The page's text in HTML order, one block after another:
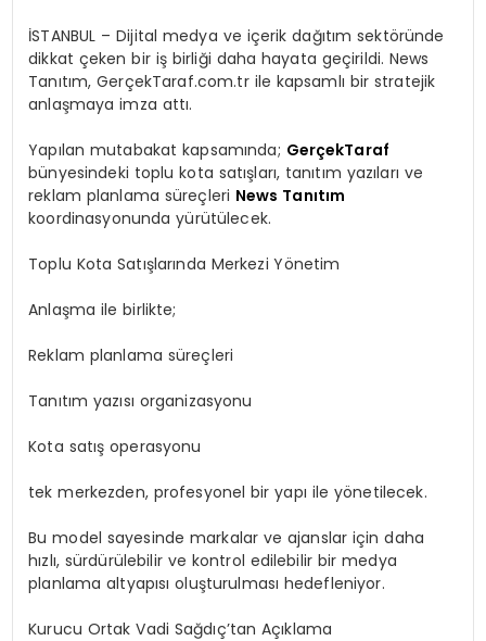
İSTANBUL – Dijital medya ve içerik dağıtım sektöründe
dikkat çeken bir iş birliği daha hayata geçirildi. News
Tanıtım, GerçekTaraf.com.tr ile kapsamlı bir stratejik
anlaşmaya imza attı.
Yapılan mutabakat kapsamında; GerçekTaraf
bünyesindeki toplu kota satışları, tanıtım yazıları ve
reklam planlama süreçleri News Tanıtım
koordinasyonunda yürütülecek.
Toplu Kota Satışlarında Merkezi Yönetim
Anlaşmaile birlikte;
Reklam planlama süreçleri
Tanıtım yazısı organizasyonu
Kota satış operasyonu
tek merkezden, profesyonel bir yapı ile yönetilecek.
Bu model sayesinde markalar ve ajanslar için daha
hızlı, sürdürülebilir ve kontrol edilebilir bir medya
planlama altyapısı oluşturulması hedefleniyor.
Kurucu Ortak Vadi Sağdıç’tan Açıklama